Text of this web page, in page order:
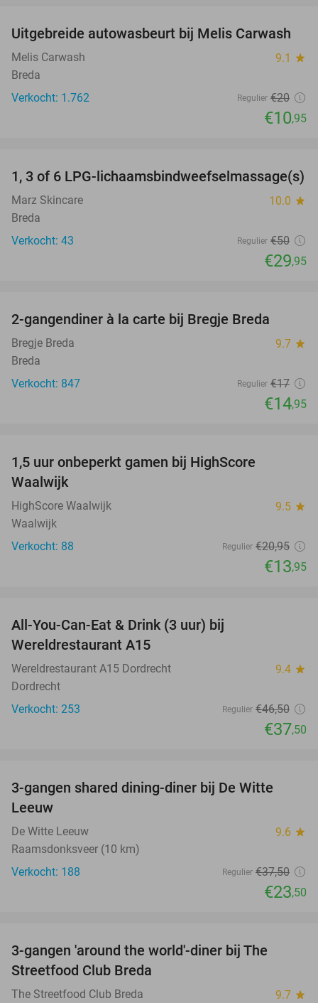
45%
Uitgebreide autowasbeurt bij Melis Carwash
Melis Carwash 9.1 star
Breda
Verkocht: 1.762
Regulier €20
€10,95
40%
1, 3 of 6 LPG-lichaamsbindweefselmassage(s)
Marz Skincare 10.0 star
Breda
Verkocht: 43
Regulier €50
€29,95
2-gangendiner à la carte bij Bregje Breda
Bregje Breda 9.7 star
Breda
Verkocht: 847
Regulier €17
€14,95
1,5 uur onbeperkt gamen bij HighScore
Waalwijk
HighScore Waalwijk 9.5 star
Waalwijk
Verkocht: 88
Regulier €20,95
€13,95
All-You-Can-Eat & Drink (3 uur) bij
Wereldrestaurant A15
Wereldrestaurant A15 Dordrecht 9.4 star
Dordrecht
Verkocht: 253
Regulier €46,50
€37,50
3-gangen shared dining-diner bij De Witte
Leeuw
De Witte Leeuw 9.6 star
Raamsdonksveer (10 km)
Verkocht: 188
Regulier €37,50
€23,50
3-gangen 'around the world'-diner bij The
Streetfood Club Breda
The Streetfood Club Breda 9.7 star